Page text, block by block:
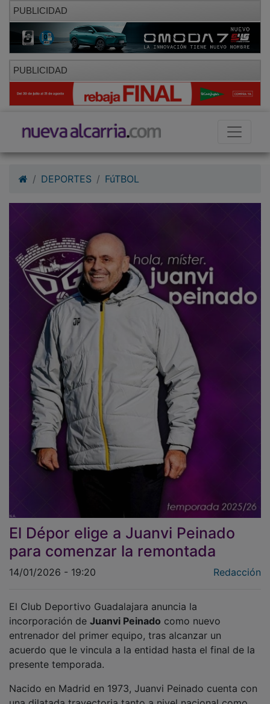
PUBLICIDAD
PUBLICIDAD
El Dépor elige a Juanvi Peinado
para comenzar la remontada
14/01/2026 - 19:20
incorporación deJuanvi Peinadocomo nuevo
entrenador del primer equipo, tras alcanzar un
acuerdo que le vincula a la entidad hasta el final de la
presente temporada.
una dilatada trayectoria tanto a nivel nacional como